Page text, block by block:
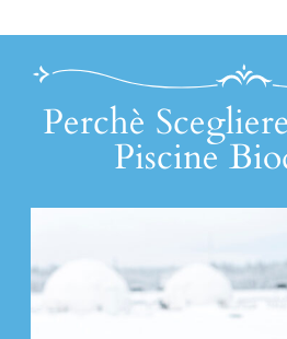
Perchè
Piscine